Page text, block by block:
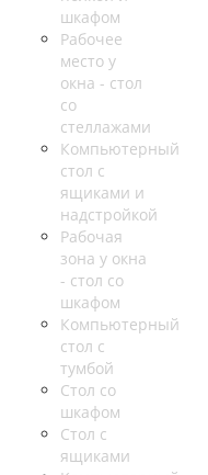
шкафом
Рабочее
место у
окна - стол
со
стеллажами
Компьютерный
стол с
ящиками и
надстройкой
Рабочая
зона у окна
- стол со
шкафом
Компьютерный
стол с
тумбой
Стол со
шкафом
Стол с
ящиками